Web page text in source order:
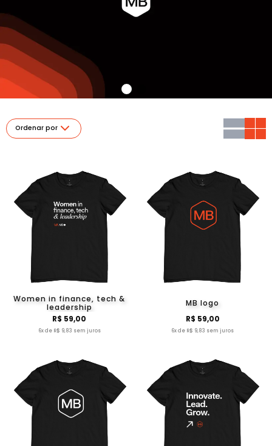
Ordenar por
Women in finance, tech &
leadership
R$ 59,00
6x de R$ 9,83 sem juros
MB logo
R$ 59,00
6x de R$ 9,83 sem juros